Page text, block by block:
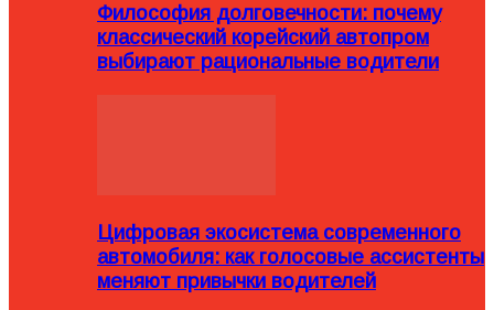
Философия долговечности: почему
классический корейский автопром
выбирают рациональные водители
Цифровая экосистема современного
автомобиля: как голосовые ассистенты
меняют привычки водителей